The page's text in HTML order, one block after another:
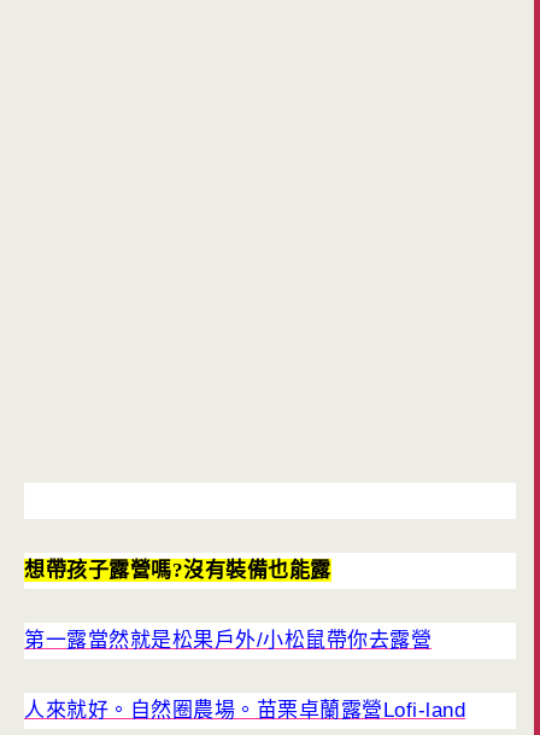
想帶孩子露營嗎?沒有裝備也能露
第一露當然就是松果戶外/小松鼠帶你去露營
人來就好。自然圈農場。苗栗卓蘭露營Lofi-land